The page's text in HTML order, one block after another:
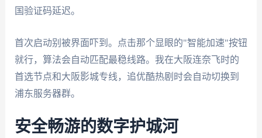
国验证码延迟。
首次启动别被界面吓到。点击那个显眼的"智能加速"按钮
就行，算法会自动匹配最稳线路。我在大阪连奈飞时的
首选节点和大阪影城专线，追优酷热剧时会自动切换到
浦东服务器群。
安全畅游的数字护城河